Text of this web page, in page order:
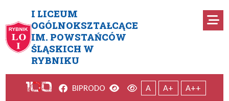
I LICEUM
OGÓLNOKSZTAŁCĄCE
IM. POWSTAŃCÓW
ŚLĄSKICH W
RYBNIKU
Innamorati dell’Italia
Facebook
BIPRODO Wersja kontrastowa
Wersja domyślna
A A+ A++